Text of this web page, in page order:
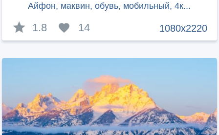
Айфон, маквин, обувь, мобильный, 4к...
1080x2220
1.8 14